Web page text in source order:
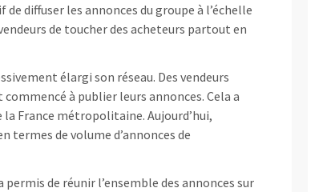
diffuser les annonces du groupe à l’échelle
de toucher des acheteurs partout en
élargi son réseau. Des vendeurs
à publier leurs annonces. Cela a
France métropolitaine. Aujourd’hui,
de volume d’annonces de
de réunir l’ensemble des annonces sur